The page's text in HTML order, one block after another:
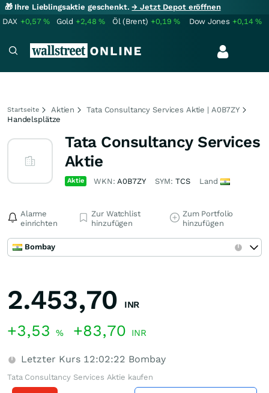
🎁 Ihre Lieblingsaktie geschenkt.→ Jetzt Depot eröffnen
DAX +0,57% Gold +2,48% Öl (Brent) +0,19% Dow Jones +0,14%
Startseite Aktien
Tata Consultancy Services Aktie | A0B7ZY
Handelsplätze
Tata Consultancy Services
Aktie
Aktie WKN:A0B7ZY SYM: TCS Land
Alarme
einrichten
Zur Watchlist
hinzufügen
Zum Portfolio
hinzufügen
Bombay
2.453,70 INR
+3,53 % +83,70 INR
Letzter Kurs 12:02:22 Bombay
Tata Consultancy Services Aktie kaufen